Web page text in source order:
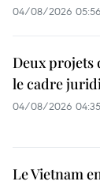
04/08/2026 05:56
Deux projets
le cadre
04/08/2026 04:35
Le Vietnam